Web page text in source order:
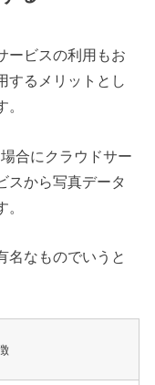
ービスの利用もお
するメリットとし
合にクラウドサー
スから写真データ
名なものでいうと